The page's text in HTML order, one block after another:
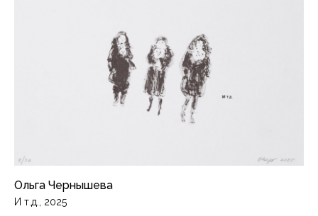
Ольга Чернышева
И т.д., 2025